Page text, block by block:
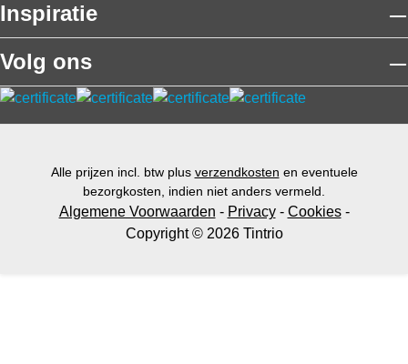
Inspiratie
Volg ons
Alle prijzen incl. btw plus verzendkosten en eventuele
bezorgkosten, indien niet anders vermeld.
Algemene Voorwaarden - Privacy- Cookies-
Copyright © 2026 Tintrio